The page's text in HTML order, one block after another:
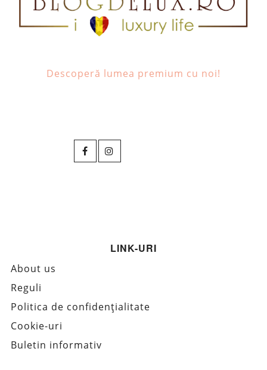
Descoperă lumea premium cu noi!
LINK-URI
About us
Reguli
Politica de confidențialitate
Cookie-uri
Buletin informativ